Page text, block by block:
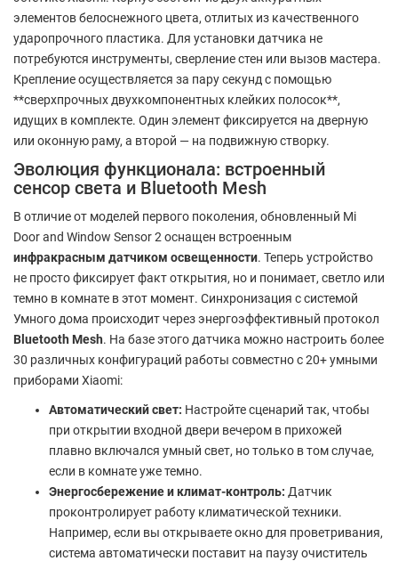
элементов белоснежного цвета, отлитых из качественного
ударопрочного пластика. Для установки датчика не
потребуются инструменты, сверление стен или вызов мастера.
Крепление осуществляется за пару секунд с помощью
**сверхпрочных двухкомпонентных клейких полосок**,
идущих в комплекте. Один элемент фиксируется на дверную
или оконную раму, а второй — на подвижную створку.
Эволюция функционала: встроенный
сенсор света и Bluetooth Mesh
В отличие от моделей первого поколения, обновленный Mi
Door and Window Sensor 2 оснащен встроенным
инфракрасным датчиком освещенности. Теперь устройство
не просто фиксирует факт открытия, но и понимает, светло или
темно в комнате в этот момент. Синхронизация с системой
Умного дома происходит через энергоэффективный протокол
Bluetooth Mesh. На базе этого датчика можно настроить более
30 различных конфигураций работы совместно с 20+ умными
приборами Xiaomi:
Автоматический свет: Настройте сценарий так, чтобы
при открытии входной двери вечером в прихожей
плавно включался умный свет, но только в том случае,
если в комнате уже темно.
Энергосбережение и климат-контроль: Датчик
проконтролирует работу климатической техники.
Например, если вы открываете окно для проветривания,
система автоматически поставит на паузу очиститель